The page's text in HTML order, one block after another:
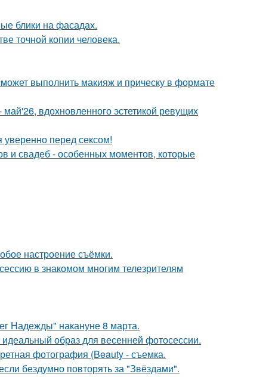
блики на фасадах.
точной копии человека.
выполнить макияж и прическу в формате
вдохновленного эстетикой ревущих
уверенно перед сексом!
и свадеб - особенных моментов, которые
настроение съёмки.
в знакомом многим телезрителям
Надежды" накануне 8 марта.
образ для весенней фотосессии.
фотография (Beauty - съемка.
бездумно повторять за "Звёздами".